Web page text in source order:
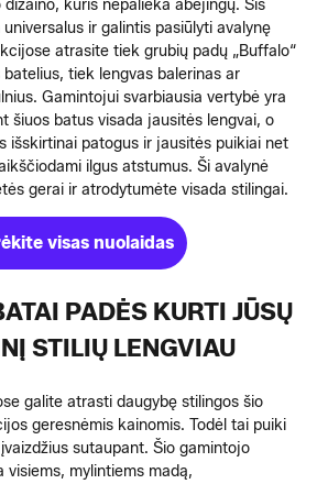
kuris nepalieka abejingų. Šis
ir galintis pasiūlyti avalynę
atrasite tiek grubių padų „Buffalo“
tiek lengvas balerinas ar
Gamintojui svarbiausia vertybė yra
šiuos batus visada jausitės lengvai, o
išskirtinai patogus ir jausitės puikiai net
ilgus atstumus. Ši avalynė
gerai ir atrodytumėte visada stilingai.
visas nuolaidas
PADĖS KURTI JŪSŲ
STILIŲ LENGVIAU
galite atrasti daugybę stilingos šio
geresnėmis kainomis. Todėl tai puiki
sutaupant. Šio gamintojo
mylintiems madą,